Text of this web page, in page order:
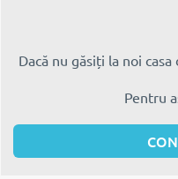
Dacă nu găsiți la noi casa
Pentru